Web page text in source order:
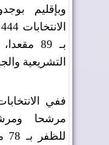
وبإقليم
بـ 89
التشريعية
مرشحا